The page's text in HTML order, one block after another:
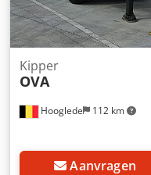
Hooglede 112 km
Kipper
OVA
Aanvragen